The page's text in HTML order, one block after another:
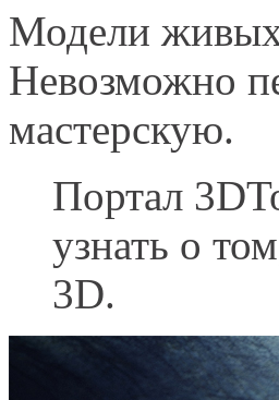
Модели живых
Невозможно
мастерскую.
Портал
узнать о
3D.